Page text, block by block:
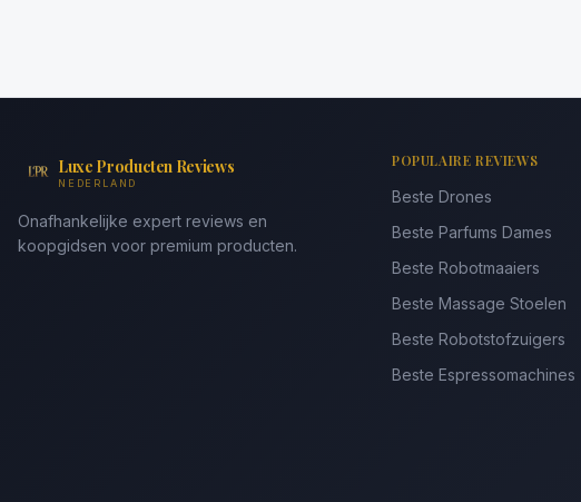
Luxe Producten Reviews
NEDERLAND
Onafhankelijke expert reviews en
koopgidsen voor premium producten.
POPULAIRE REVIEWS
Beste Drones
Beste Parfums Dames
Beste Robotmaaiers
Beste Massage Stoelen
Beste Robotstofzuigers
Beste Espressomachines